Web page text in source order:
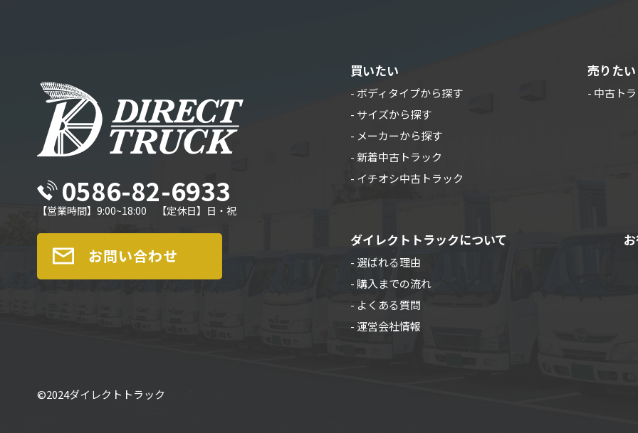
0586-82-6933
【営業時間】9:00~18:00 【定休日】日・祝
お問い合わせ
買いたい
- ボディタイプから探す
- サイズから探す
- メーカーから探す
- 新着中古トラック
- イチオシ中古トラック
売りたい
- 中古ト
ダイレクトトラックについて
- 選ばれる理由
- 購入までの流れ
- よくある質問
- 運営会社情報
©︎2024ダイレクトトラック